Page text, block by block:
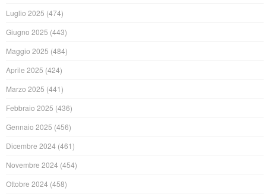
Luglio 2025 (474)
Giugno 2025 (443)
Maggio 2025 (484)
Aprile 2025 (424)
Marzo 2025 (441)
Febbraio 2025 (436)
Gennaio 2025 (456)
Dicembre 2024 (461)
Novembre 2024 (454)
Ottobre 2024 (458)